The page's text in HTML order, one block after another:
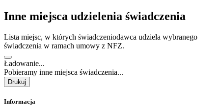
Inne miejsca udzielenia świadczenia
Lista miejsc, w których świadczeniodawca udziela wybranego
świadczenia w ramach umowy z NFZ.
Ładowanie...
Pobieramy inne miejsca świadczenia...
Drukuj
Informacja